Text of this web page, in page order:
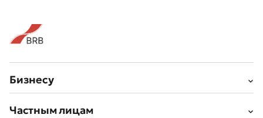
Бизнесу
Частным лицам